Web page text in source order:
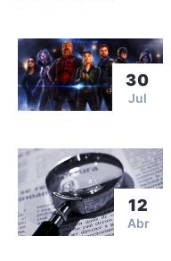
30
Jul
12
Abr